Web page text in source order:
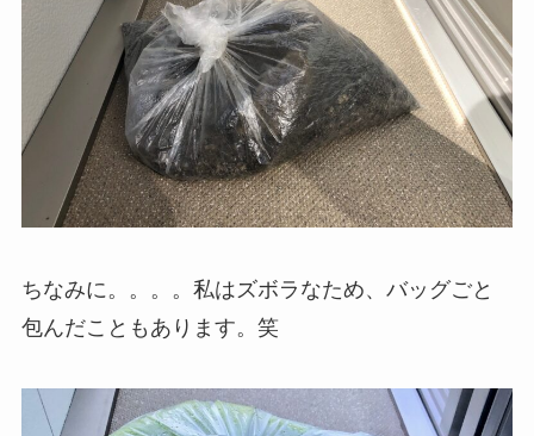
ちなみに。。。。私はズボラなため、バッグごと
包んだこともあります。笑